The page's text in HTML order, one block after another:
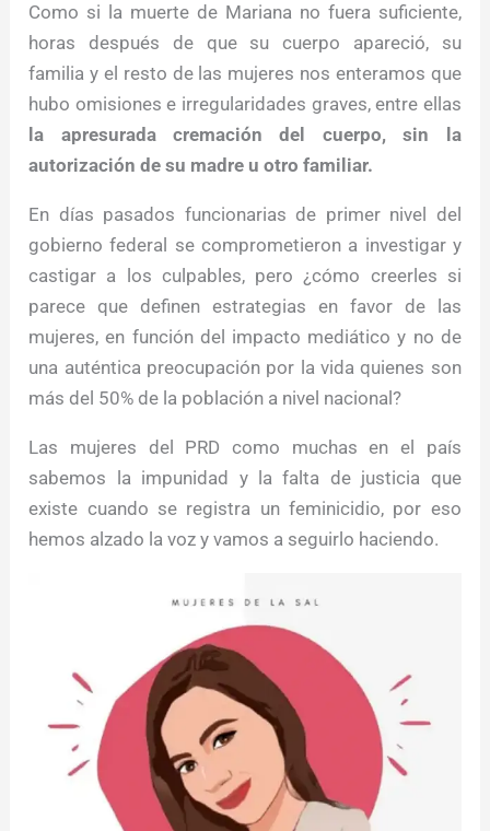
Como si la muerte de Mariana no fuera suficiente,
horas después de que su cuerpo apareció, su
familia y el resto de las mujeres nos enteramos que
hubo omisiones e irregularidades graves, entre ellas
la apresurada cremación del cuerpo, sin la
autorización de su madre u otro familiar.
En días pasados funcionarias de primer nivel del
gobierno federal se comprometieron a investigar y
castigar a los culpables, pero ¿cómo creerles si
parece que definen estrategias en favor de las
mujeres, en función del impacto mediático y no de
una auténtica preocupación por la vida quienes son
más del 50% de la población a nivel nacional?
Las mujeres del PRD como muchas en el país
sabemos la impunidad y la falta de justicia que
existe cuando se registra un feminicidio, por eso
hemos alzado la voz y vamos a seguirlo haciendo.